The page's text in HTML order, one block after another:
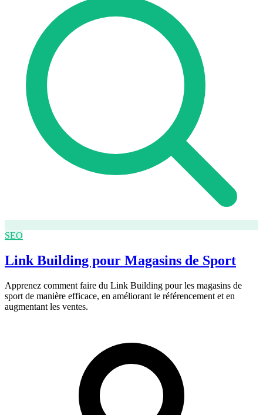
SEO
Link Building pour Magasins de Sport
Apprenez comment faire du Link Building pour les magasins de
sport de manière efficace, en améliorant le référencement et en
augmentant les ventes.